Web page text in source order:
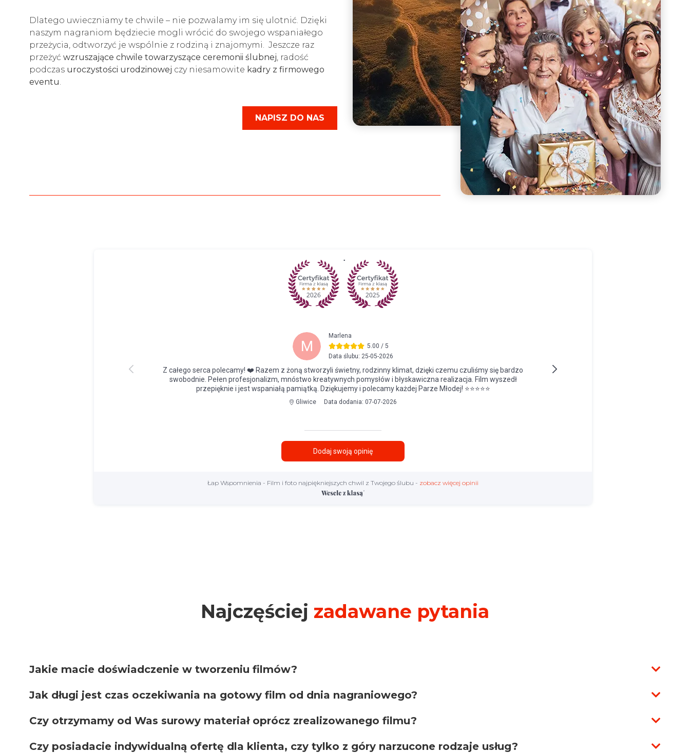
Dlatego uwieczniamy te chwile – nie pozwalamy im się ulotnić. Dzięki
naszym nagraniom będziecie mogli wrócić do swojego wspaniałego
przeżycia, odtworzyć je wspólnie z rodziną i znajomymi. Jeszcze raz
przeżyć wzruszające chwile towarzyszące ceremonii ślubnej , radość
podczas uroczystości urodzinowej czy niesamowite kadry z firmowego
eventu
NAPISZ DO NAS
Łap Wspomnienia - Film i foto najpiękniejszych chwil z Twojego ślubu - zobacz więcej opinii
Najczęściej zadawane pytania
Jakie macie doświadczenie w tworzeniu filmów?
Jak długi jest czas oczekiwania na gotowy film od dnia nagraniowego?
Czy otrzymamy od Was surowy materiał oprócz zrealizowanego filmu?
Czy posiadacie indywidualną ofertę dla klienta, czy tylko z góry narzucone rodzaje usług?